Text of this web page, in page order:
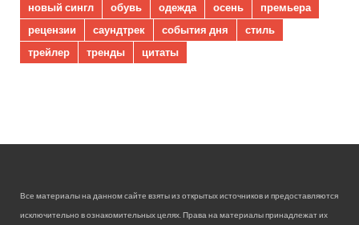
новый сингл
обувь одежда осень
премьера
рецензии
саундтрек события дня
стиль
трейлер
тренды цитаты
Все материалы на данном сайте взяты из открытых источников и предоставляются
исключительно в ознакомительных целях. Права на материалы принадлежат их